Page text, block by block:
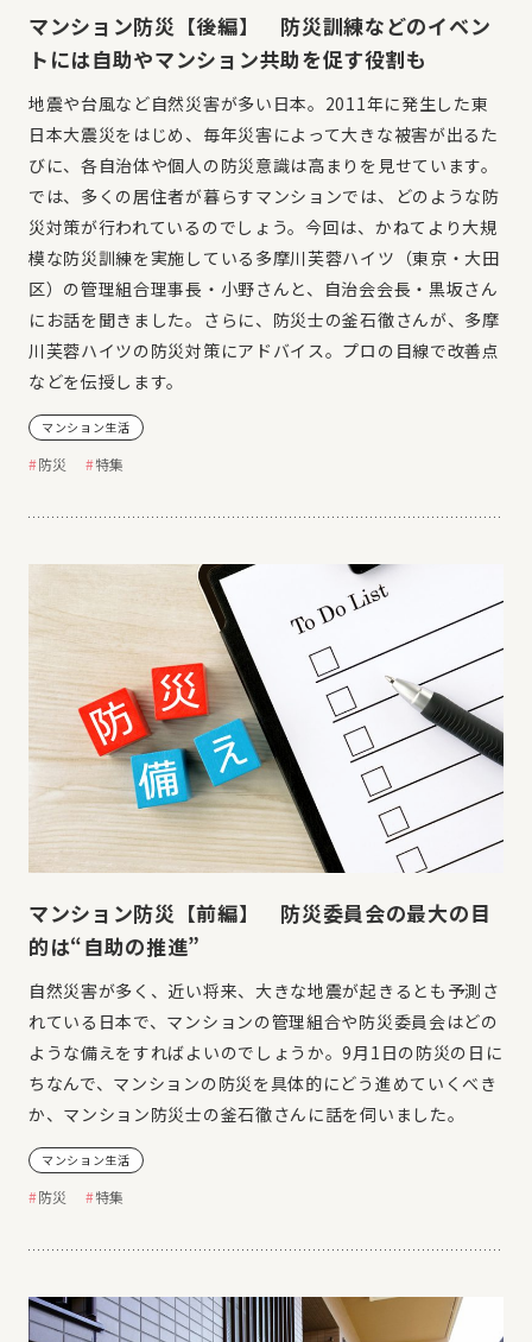
マンション防災【後編】 防災訓練などのイベン
トには自助やマンション共助を促す役割も
地震や台風など自然災害が多い日本。2011年に発生した東
日本大震災をはじめ、毎年災害によって大きな被害が出るた
びに、各自治体や個人の防災意識は高まりを見せています。
では、多くの居住者が暮らすマンションでは、どのような防
災対策が行われているのでしょう。今回は、かねてより大規
模な防災訓練を実施している多摩川芙蓉ハイツ（東京・大田
区）の管理組合理事長・小野さんと、自治会会長・黒坂さん
にお話を聞きました。さらに、防災士の釜石徹さんが、多摩
川芙蓉ハイツの防災対策にアドバイス。プロの目線で改善点
などを伝授します。
マンション生活
防災 特集
マンション防災【前編】 防災委員会の最大の目
的は“自助の推進”
自然災害が多く、近い将来、大きな地震が起きるとも予測さ
れている日本で、マンションの管理組合や防災委員会はどの
ような備えをすればよいのでしょうか。9月1日の防災の日に
ちなんで、マンションの防災を具体的にどう進めていくべき
か、マンション防災士の釜石徹さんに話を伺いました。
マンション生活
防災 特集